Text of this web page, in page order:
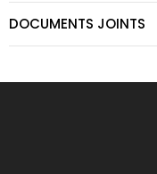
DOCUMENTS JOINTS